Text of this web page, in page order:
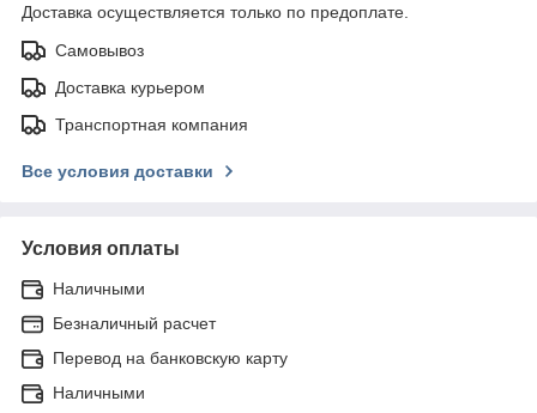
Доставка осуществляется только по предоплате.
Самовывоз
Доставка курьером
Транспортная компания
Все условия доставки
Условия оплаты
Наличными
Безналичный расчет
Перевод на банковскую карту
Наличными